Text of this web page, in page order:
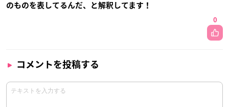
のものを表してるんだ、と解釈してます！
0
コメントを投稿する